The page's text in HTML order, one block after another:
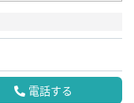
電話する